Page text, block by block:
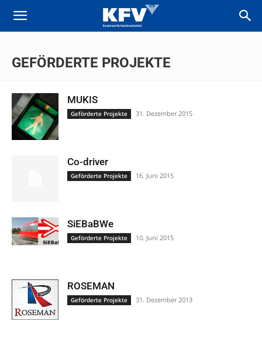
GEFÖRDERTE PROJEKTE
MUKIS
Geförderte Projekte 31. Dezember 2015
Co-driver
Geförderte Projekte 16. Juni 2015
SiEBaBWe
Geförderte Projekte 10. Juni 2015
ROSEMAN
Geförderte Projekte 31. Dezember 2013